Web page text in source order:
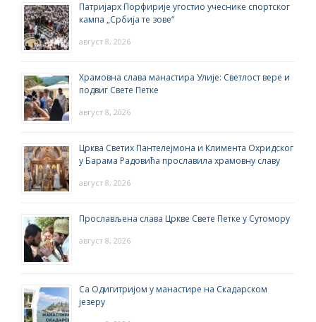
Патријарх Порфирије угостио учеснике спортског
кампа „Србија те зове“
август 8, 2026
Храмовна слава манастира Улије: Светлост вере и
подвиг Свете Петке
август 8, 2026
Црква Светих Пантелејмона и Климента Охридског
у Барама Радовића прославила храмовну славу
август 8, 2026
Прослављена слава Цркве Свете Петке у Сутомору
август 8, 2026
Са Одигитријом у манастире на Скадарском
језеру